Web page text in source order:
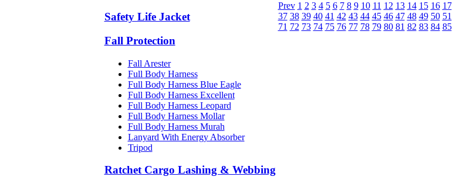
Safety Life Jacket
Fall Protection
Fall Arester
Full Body Harness
Full Body Harness Blue Eagle
Full Body Harness Excellent
Full Body Harness Leopard
Full Body Harness Mollar
Full Body Harness Murah
Lanyard With Energy Absorber
Tripod
Ratchet Cargo Lashing & Webbing
Prev 1 2 3 4 5 6 7 8 9 10 11 12 13 14 15 16 17
37 38 39 40 41 42 43 44 45 46 47 48 49 50 51
71 72 73 74 75 76 77 78 79 80 81 82 83 84 85